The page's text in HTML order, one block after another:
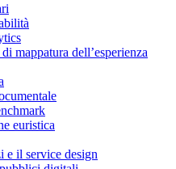
mappatura dell’esperienza
euristica
e il service design